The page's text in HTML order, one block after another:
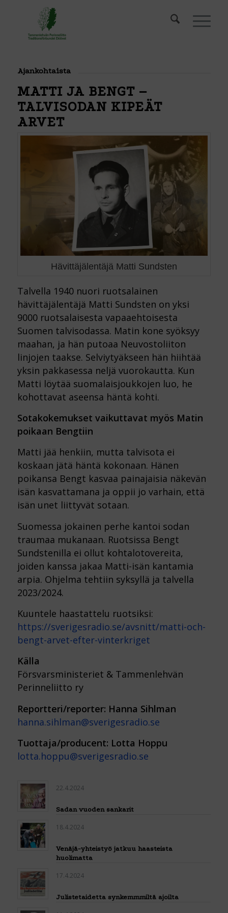
Ajankohtaista
MATTI JA BENGT –
TALVISODAN KIPEÄT
ARVET
Hävittäjälentäjä Matti Sundsten
Talvella 1940 nuori ruotsalainen
hävittäjälentäjä Matti Sundsten on yksi
9000 ruotsalaisesta vapaaehtoisesta
Suomen talvisodassa. Matin kone syöksyy
maahan, ja hän putoaa Neuvostoliiton
linjojen taakse. Selviytyäkseen hän hiihtää
yksin pakkasessa neljä vuorokautta. Kun
Matti löytää suomalaisjoukkojen luo, he
kohottavat aseensa häntä kohti.
Sotakokemukset vaikuttavat myös Matin
poikaan Bengtiin
Matti jää henkiin, mutta talvisota ei
koskaan jätä häntä kokonaan. Hänen
poikansa Bengt kasvaa painajaisia näkevän
isän kasvattamana ja oppii jo varhain, että
isän unet liittyvät sotaan.
Suomessa jokainen perhe kantoi sodan
traumaa mukanaan. Ruotsissa Bengt
Sundstenilla ei ollut kohtalotovereita,
joiden kanssa jakaa Matti-isän kantamia
arpia. Ohjelma tehtiin syksyllä ja talvella
2023/2024.
Kuuntele haastattelu ruotsiksi:
https://sverigesradio.se/avsnitt/matti-och-
bengt-arvet-efter-vinterkriget
Källa
Försvarsministeriet & Tammenlehvän
Perinneliitto ry
Reportteri/reporter: Hanna Sihlman
hanna.sihlman@sverigesradio.se
Tuottaja/producent: Lotta Hoppu
lotta.hoppu@sverigesradio.se
22.4.2024
Sadan vuoden sankarit
18.4.2024
Venäjä-yhteistyö jatkuu haasteista
huolimatta
17.4.2024
Julistetaidetta synkemmmiltä ajoilta